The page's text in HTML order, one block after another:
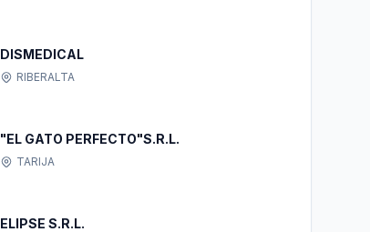
DISMEDICAL
RIBERALTA
"EL GATO PERFECTO"S.R.L.
TARIJA
ELIPSE S.R.L.